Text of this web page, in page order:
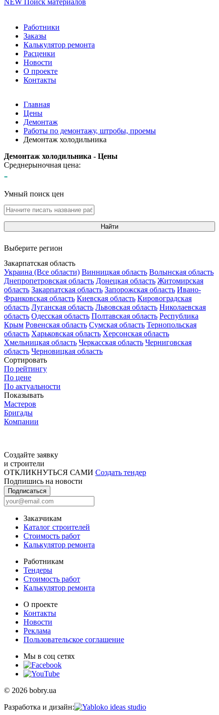
NEW Поиск материалов
Работники
Заказы
Калькулятор ремонта
Расценки
Новости
О проекте
Контакты
Главная
Цены
Демонтаж
Работы по демонтажу, штробы, проемы
Демонтаж холодильника
Демонтаж холодильника - Цены
Среднерыночная цена:
-
Умный поиск цен
Найти
Выберите регион
Закарпатская область
Украина (Все области) Винницкая область Волынская область
Днепропетровская область Донецкая область Житомирская
область Закарпатская область Запорожская область Ивано-
Франковская область Киевская область Кировоградская
область Луганская область Львовская область Николаевская
область Одесская область Полтавская область Республика
Крым Ровенская область Сумская область Тернопольская
область Харьковская область Херсонская область
Хмельницкая область Черкасская область Черниговская
область Черновицкая область
Сортировать
По рейтингу
По цене
По актуальности
Показывать
Мастеров
Бригады
Компании
Создайте заявку
и строители
ОТКЛИКНУТЬСЯ САМИ Создать тендер
Подпишись на новости
Подписаться
Заказчикам
Каталог строителей
Стоимость работ
Калькулятор ремонта
Работникам
Тендеры
Стоимость работ
Калькулятор ремонта
О проекте
Контакты
Новости
Реклама
Пользовательское соглашение
Мы в соц сетях
© 2026 bobry.ua
Разработка и дизайн: